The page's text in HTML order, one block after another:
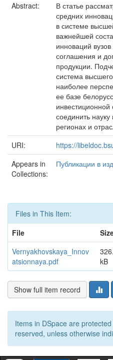
Abstract:
В статье
средних
в системе
важнейшей
инноваций
соглашения и
продукции.
система
наиболее
ее базе
соединить науку
регионах и
URI:
https://
Appears in
Collections:
Публикации в
Files in This Item:
File
Vernyakhovskaya_Innov
atsionnaya.pdf
kB
Show full item record
Items in DSpace are
reserved, unless otherwise